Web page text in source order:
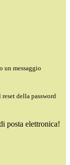
un messaggio
della password
posta elettronica!